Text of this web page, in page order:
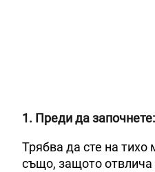
1. Преди да
Трябва да сте на тихо
също, защото отвлича